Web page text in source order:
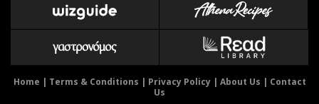
Home | Terms & Conditions | Privacy Policy| About Us | Contact
Us